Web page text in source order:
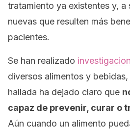
tratamiento ya existentes y, a
nuevas que resulten más
pacientes.
Se han realizado
diversos alimentos y
hallada ha dejado claro que
capaz de prevenir, curar o
Aún cuando un alimento